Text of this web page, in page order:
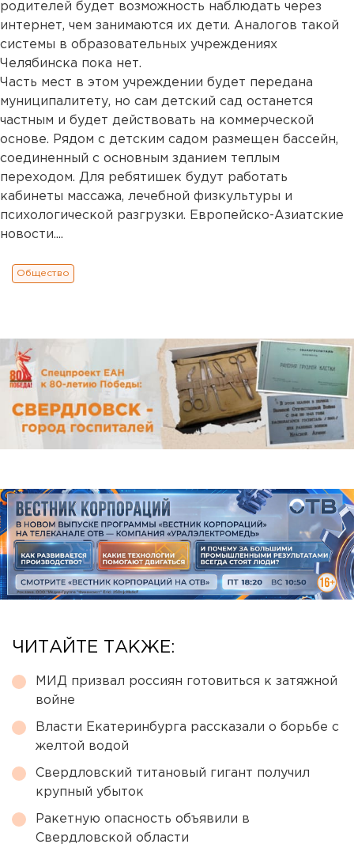
родителей будет возможность наблюдать через
интернет, чем занимаются их дети. Аналогов такой
системы в образовательных учреждениях
Челябинска пока нет.
Часть мест в этом учреждении будет передана
муниципалитету, но сам детский сад останется
частным и будет действовать на коммерческой
основе. Рядом с детским садом размещен бассейн,
соединенный с основным зданием теплым
переходом. Для ребятишек будут работать
кабинеты массажа, лечебной физкультуры и
психологической разгрузки. Европейско-Азиатские
новости....
Общество
ЧИТАЙТЕ ТАКЖЕ:
МИД призвал россиян готовиться к затяжной
войне
Власти Екатеринбурга рассказали о борьбе с
желтой водой
Свердловский титановый гигант получил
крупный убыток
Ракетную опасность объявили в
Свердловской области